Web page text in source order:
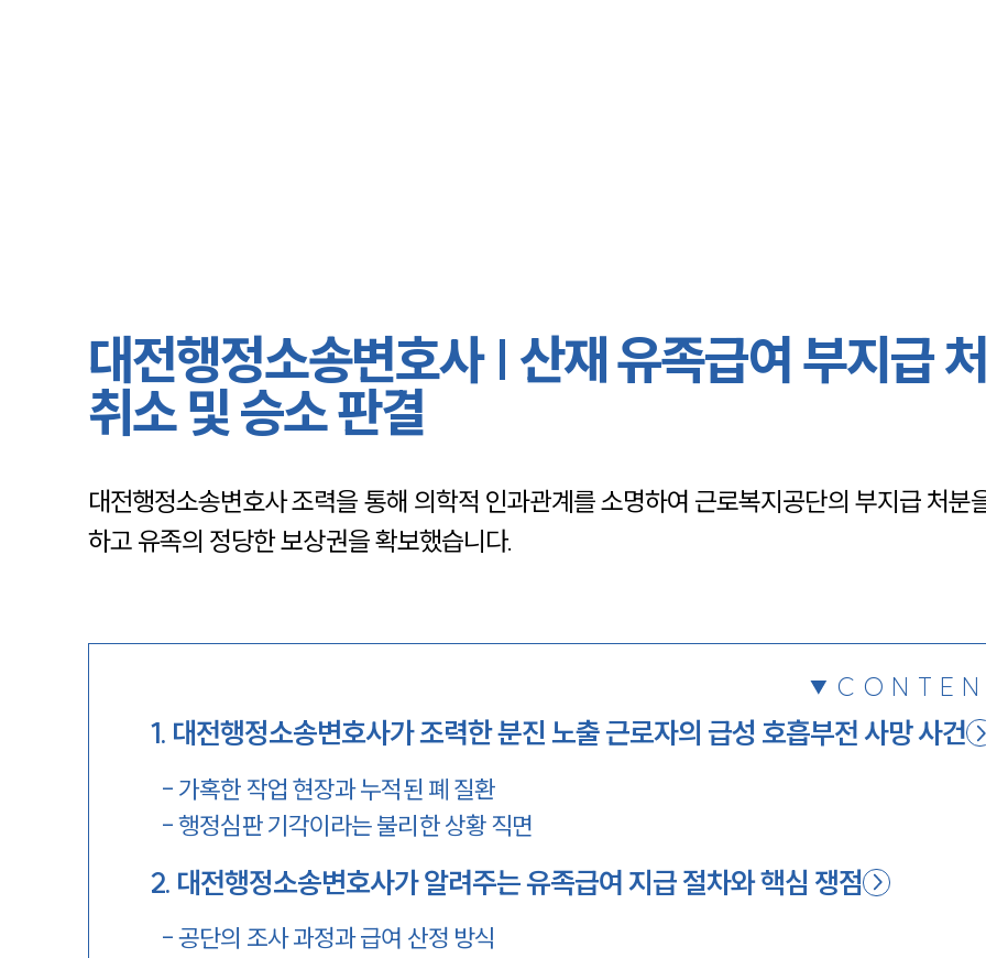
대전음주운
대전변호사
대전변호사상
채용정보
대전행정소송변호사 | 산재 유족급여 부지급
취소 및 승소 판결
대전행정소송변호사 조력을 통해 의학적 인과관계를 소명하여 근로복지공단의 부지급 처분
하고 유족의 정당한 보상권을 확보했습니다.
1. 대전행정소송변호사가 조력한 분진 노출 근로자의 급성 호흡부전 사망 사건
- 가혹한 작업 현장과 누적된 폐 질환
-행정심판 기각이라는 불리한 상황 직면
2. 대전행정소송변호사가 알려주는 유족급여 지급 절차와 핵심 쟁점
-공단의 조사 과정과 급여 산정 방식